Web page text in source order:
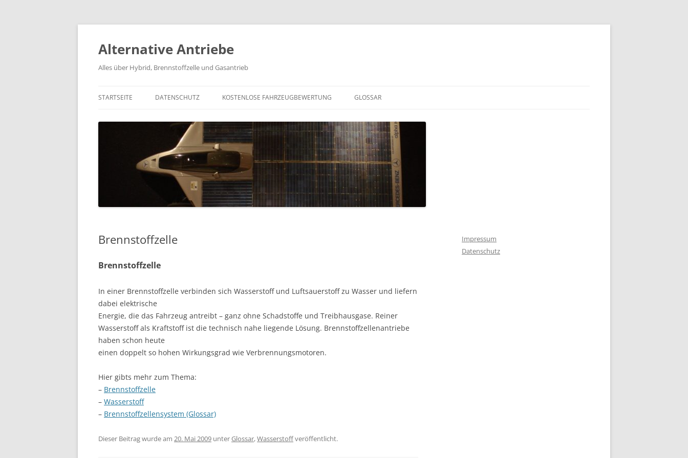
Alternative Antriebe
Alles über Hybrid, Brennstoffzelle und Gasantrieb
zum
STARTSEITE DATENSCHUTZ KOSTENLOSE FAHRZEUGBEWERTUNG GLOSSAR
Brennstoffzelle
Brennstoffzelle
In einer Brennstoffzelle verbinden sich Wasserstoff und Luftsauerstoff zu Wasser und liefern
dabei elektrische
Energie, die das Fahrzeug antreibt – ganz ohne Schadstoffe und Treibhausgase. Reiner
Wasserstoff als Kraftstoff ist die technisch nahe liegende Lösung. Brennstoffzellenantriebe
haben schon heute
einen doppelt so hohen Wirkungsgrad wie Verbrennungsmotoren.
Hier gibts mehr zum Thema:
– Brennstoffzelle
– Wasserstoff
– Brennstoffzellensystem (Glossar)
Dieser Beitrag wurde am 20. Mai 2009 unterGlossar,Wasserstoffveröffentlicht.
Impressum
Datenschutz